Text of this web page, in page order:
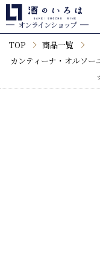
オンラインショップ
TOP
商品一覧
カンティーナ・オルソ